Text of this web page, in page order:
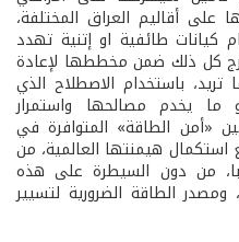
على أقاليم العراق المختلفة،
كيانات طائفية او إتنية تهدد
كل ذلك ضمن مخططها لإعادة
باستخدام الاصطلاح الذي
ما يخدم مصالحها واستمرار
«أمن الطاقة» المتوافرة في
هيمنتها العالمية، من
من دون السيطرة على هذه
الطاقة الضرورية لتسيير